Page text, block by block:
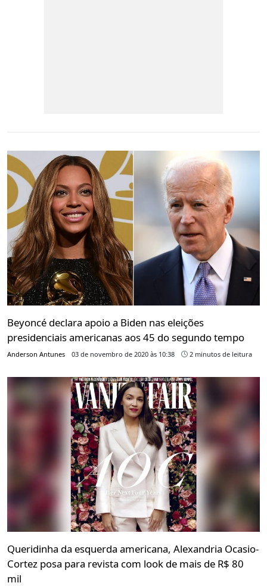
Beyoncé declara apoio a Biden nas eleições
presidenciais americanas aos 45 do segundo tempo
Anderson Antunes 03 de novembro de 2020 às 10:38 2 minutos de leitura
Queridinha da esquerda americana, Alexandria Ocasio-
Cortez posa para revista com look de mais de R$ 80
mil